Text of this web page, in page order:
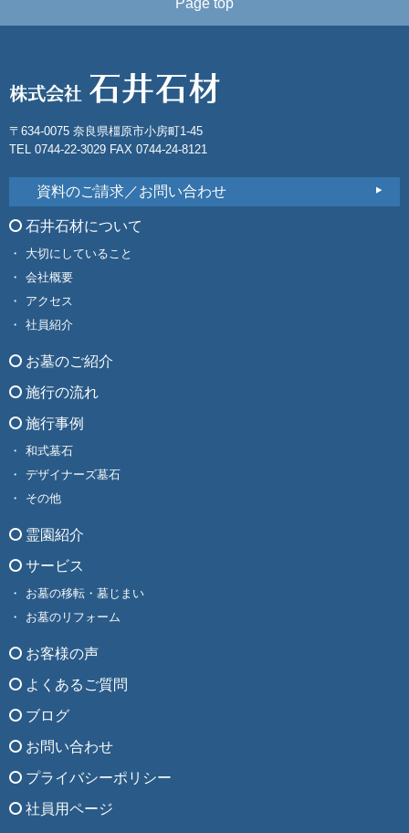
Page top
〒634-0075 奈良県橿原市小房町1-45
TEL 0744-22-3029 FAX 0744-24-8121
資料のご請求／お問い合わせ
石井石材について
大切にしていること
会社概要
アクセス
社員紹介
お墓のご紹介
施行の流れ
施行事例
和式墓石
デザイナーズ墓石
その他
霊園紹介
サービス
お墓の移転・墓じまい
お墓のリフォーム
お客様の声
よくあるご質問
ブログ
お問い合わせ
プライバシーポリシー
社員用ページ